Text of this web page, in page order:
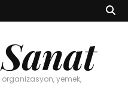
organizasyon, yemek,